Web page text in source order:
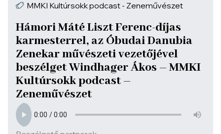
MMKI Kultúrsokk podcast - Zeneművészet
Hámori Máté Liszt Ferenc-díjas
karmesterrel, az Óbudai Danubia
Zenekar művészeti vezetőjével
beszélget Windhager Ákos – MMKI
Kultúrsokk podcast –
Zeneművészet